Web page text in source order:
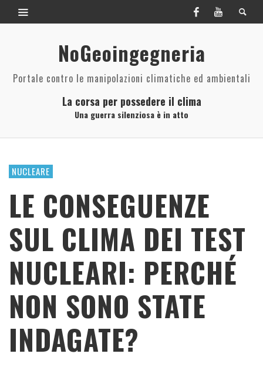
NoGeoingegneria
Portale contro le manipolazioni climatiche ed ambientali
La corsa per possedere il clima
Una guerra silenziosa è in atto
NUCLEARE
LE CONSEGUENZE
SUL CLIMA DEI TEST
NUCLEARI: PERCHÉ
NON SONO STATE
INDAGATE?